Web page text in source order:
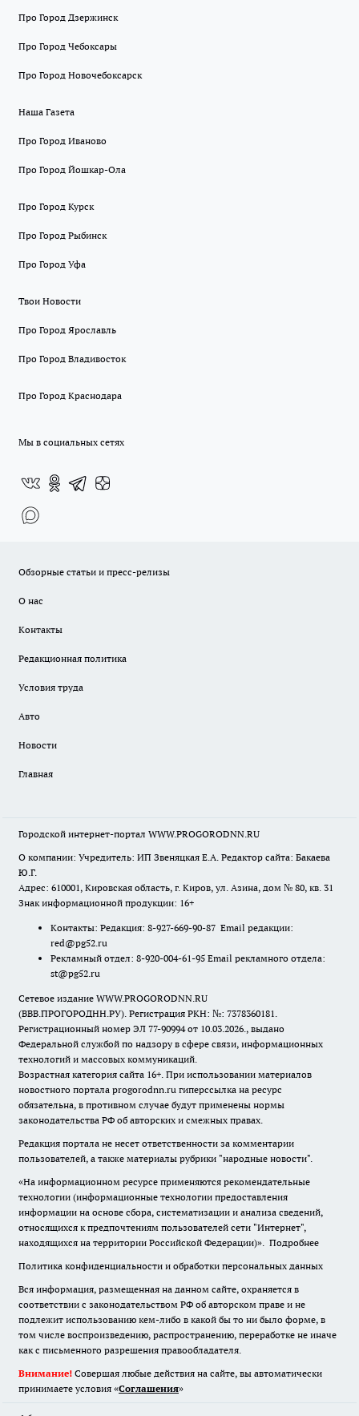
Про Город Дзержинск
Про Город Чебоксары
Про Город Новочебоксарск
Наша Газета
Про Город Иваново
Про Город Йошкар-Ола
Про Город Курск
Про Город Рыбинск
Про Город Уфа
Твои Новости
Про Город Ярославль
Про Город Владивосток
Про Город Краснодара
Мы в социальных сетях
Обзорные статьи и пресс-релизы
О нас
Контакты
Редакционная политика
Условия труда
Авто
Новости
Главная
Городской интернет-портал WWW.PROGORODNN.RU
О компании: Учредитель: ИП Звеняцкая Е.А. Редактор сайта: Бакаева
Ю.Г.
Адрес: 610001, Кировская область, г. Киров, ул. Азина, дом № 80, кв. 31
Знак информационной продукции: 16+
Контакты: Редакция: 8-927-669-90-87 Email редакции:
red@pg52.ru
Рекламный отдел: 8-920-004-61-95 Email рекламного отдела:
st@pg52.ru
Сетевое издание WWW.PROGORODNN.RU
(ВВВ.ПРОГОРОДНН.РУ). Регистрация РКН: №: 7378360181.
Регистрационный номер ЭЛ 77-90994 от 10.03.2026., выдано
Федеральной службой по надзору в сфере связи, информационных
технологий и массовых коммуникаций.
Возрастная категория сайта 16+. При использовании материалов
новостного портала progorodnn.ru гиперссылка на ресурс
обязательна, в противном случае будут применены нормы
законодательства РФ об авторских и смежных правах.
Редакция портала не несет ответственности за комментарии
пользователей, а также материалы рубрики "народные новости".
«На информационном ресурсе применяются рекомендательные
технологии (информационные технологии предоставления
информации на основе сбора, систематизации и анализа сведений,
относящихся к предпочтениям пользователей сети "Интернет",
находящихся на территории Российской Федерации)». Подробнее
Политика конфиденциальности и обработки персональных данных
Вся информация, размещенная на данном сайте, охраняется в
соответствии с законодательством РФ об авторском праве и не
подлежит использованию кем-либо в какой бы то ни было форме, в
том числе воспроизведению, распространению, переработке не иначе
как с письменного разрешения правообладателя.
Внимание! Совершая любые действия на сайте, вы автоматически
принимаете условия «Cоглашения»